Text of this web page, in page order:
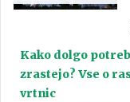
Kako dolgo
zrastejo? Vse o
vrtnic